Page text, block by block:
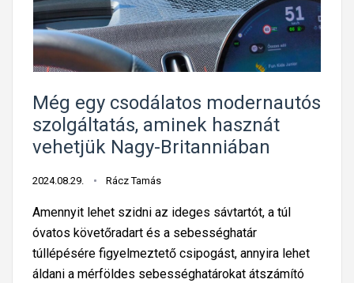
Még egy csodálatos modernautós
szolgáltatás, aminek hasznát
vehetjük Nagy-Britanniában
2024.08.29. Rácz Tamás
Amennyit lehet szidni az ideges sávtartót, a túl
óvatos követőradart és a sebességhatár
túllépésére figyelmeztető csipogást, annyira lehet
áldani a mérföldes sebességhatárokat átszámító